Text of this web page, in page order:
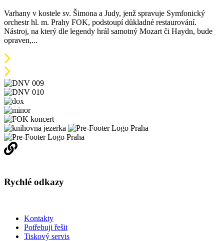
Varhany v kostele sv. Šimona a Judy, jenž spravuje Symfonický
orchestr hl. m. Prahy FOK, podstoupí důkladné restaurování.
Nástroj, na který dle legendy hrál samotný Mozart či Haydn, bude
opraven,...
Rychlé odkazy
Kontakty
Potřebuji řešit
Tiskový servis